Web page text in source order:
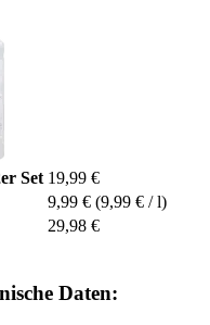
Set 19,99 €
9,99 € (9,99 € / l)
29,98 €
Daten: